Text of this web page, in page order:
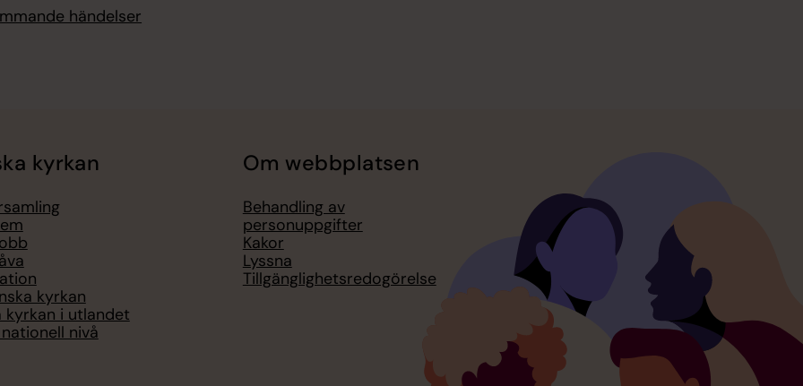
händelser
kyrkan
kyrkan
kyrkan i utlandet
nivå
Om webbplatsen
Behandling av
personuppgifter
Kakor
Lyssna
Tillgänglighetsredogörelse